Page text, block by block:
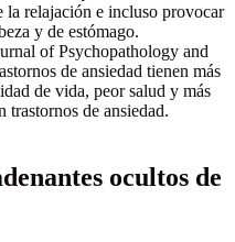
la relajación e incluso provocar
y de estómago.
of Psychopathology and
de ansiedad tienen más
de vida, peor salud y más
trastornos de ansiedad.
ocultos de